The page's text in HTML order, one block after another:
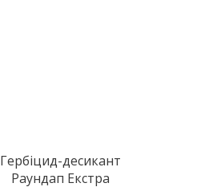
Гербіцид-десикант
Раундап Екстра